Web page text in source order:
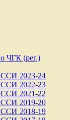
ЧГК (рег.)
2023-24
2022-23
2021-22
2019-20
2018-19